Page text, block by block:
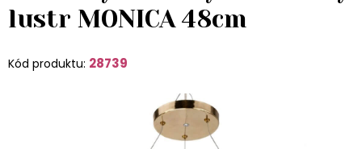
lustr MONICA 48cm
Kód produktu: 28739